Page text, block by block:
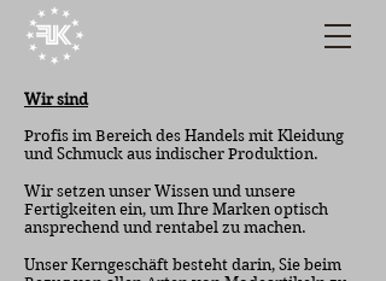
Wir sind
Profis im Bereich des Handels mit Kleidung
und Schmuck aus indischer Produktion.
Wir setzen unser Wissen und unsere
Fertigkeiten ein, um Ihre Marken optisch
ansprechend und rentabel zu machen.
Unser Kerngeschäft besteht darin, Sie beim